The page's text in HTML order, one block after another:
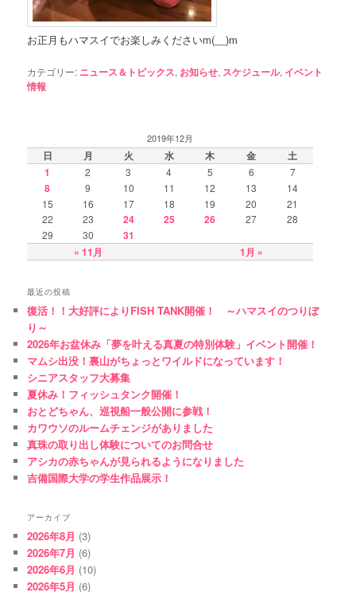
お正月もハマスイでお楽しみくださいm(__)m
カテゴリー: ニュース＆トピックス, お知らせ, スケジュール, イベント
情報
2019年12月
日 月 火 水 木 金 土
« 11月 1月 »
1 2 3 4 5 6 7
8 9 10 11 12 13
14
15
16 17 18 19 20
21
22
23 24 25 26 27
28
29
30 31
最近の投稿
復活！！大好評によりFISH TANK開催！ ～ハマスイのつりぼ
り～
2026年お盆休み「夢を叶える真夏の特別体験」イベント開催！
マムシ出没！裏山がちょっとワイルドになっています！
シニアスタッフ大募集
夏休み！フィッシュタンク開催！
おとどちゃん、巡視船一般公開に参戦！
カワウソのルームチェンジがありました
真珠の取り出し体験についてのお問合せ
アシカの赤ちゃんが見られるようになりました
吉備国際大学の学生作品展示！
アーカイブ
2026年8月 (3)
2026年7月 (6)
2026年6月 (10)
2026年5月 (6)